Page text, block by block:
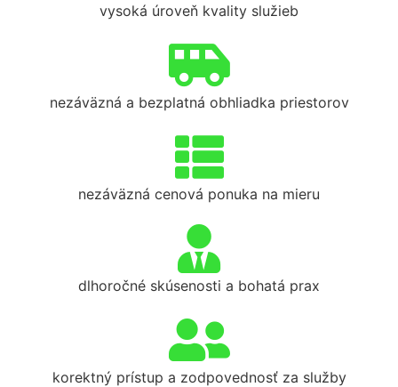
vysoká úroveň kvality služieb
nezáväzná a bezplatná obhliadka priestorov
nezáväzná cenová ponuka na mieru
dlhoročné skúsenosti a bohatá prax
korektný prístup a zodpovednosť za služby